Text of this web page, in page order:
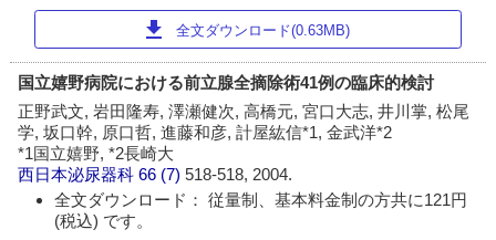
download 全文ダウンロード(0.63MB)
国立嬉野病院における前立腺全摘除術41例の臨床的検討
正野武文, 岩田隆寿, 澤瀬健次, 高橋元, 宮口大志, 井川掌, 松尾
学, 坂口幹, 原口哲, 進藤和彦, 計屋紘信*1, 金武洋*2
*1国立嬉野, *2長崎大
西日本泌尿器科 66 (7)518-518, 2004.
全文ダウンロード： 従量制、基本料金制の方共に121円
(税込) です。